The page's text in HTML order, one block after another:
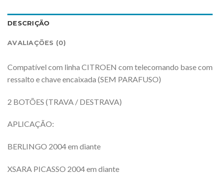
DESCRIÇÃO
AVALIAÇÕES (0)
Compatível com linha CITROEN com telecomando base com
ressalto e chave encaixada (SEM PARAFUSO)
2 BOTÕES (TRAVA / DESTRAVA)
APLICAÇÃO:
BERLINGO 2004 em diante
XSARA PICASSO 2004 em diante